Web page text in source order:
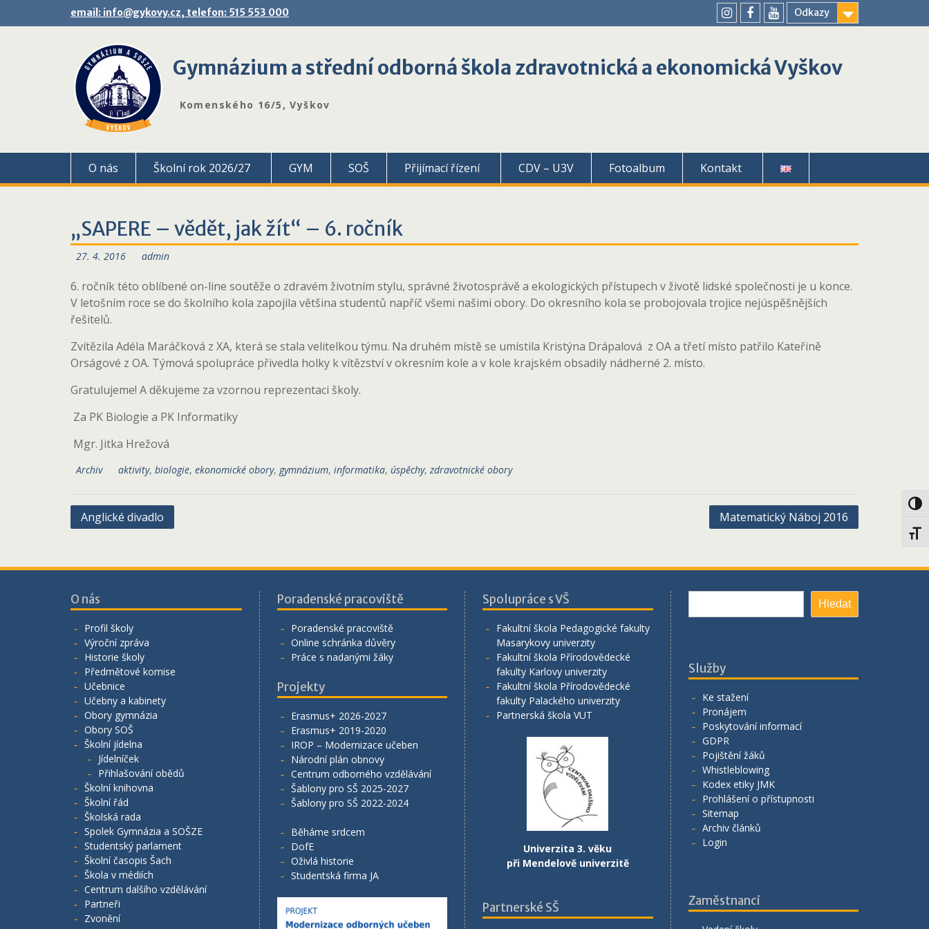
email: info@gykovy.cz, telefon: 515 553 000 Odkazy
youtube
Gymnázium a střední odborná škola zdravotnická a ekonomická Vyškov
Komenského 16/5, Vyškov
O nás Školní rok 2026/27 GYM SOŠ Přijímací řízení CDV – U3V Fotoalbum Kontakt
„SAPERE – vědět, jak žít“ – 6. ročník
27. 4. 2016 admin
6. ročník této oblíbené on-line soutěže o zdravém životním stylu, správné životosprávě a ekologických přístupech v životě lidské společnosti je u konce.
V letošním roce se do školního kola zapojila většina studentů napříč všemi našimi obory. Do okresního kola se probojovala trojice nejúspěšnějších
řešitelů.
Zvítězila Adéla Maráčková z XA, která se stala velitelkou týmu. Na druhém místě se umístila Kristýna Drápalová z OA a třetí místo patřilo Kateřině
Orságové z OA. Týmová spolupráce přivedla holky k vítězství v okresním kole a v kole krajském obsadily nádherné 2. místo.
Gratulujeme! A děkujeme za vzornou reprezentaci školy.
Za PK Biologie a PK Informatiky
Mgr. Jitka Hrežová
Archiv aktivity, biologie, ekonomické obory, gymnázium, informatika, úspěchy, zdravotnické obory
Navigace
Anglické divadlo Matematický Náboj 2016
O nás
Profil školy
Výroční zpráva
Historie školy
Předmětové komise
Učebnice
Učebny a kabinety
Obory gymnázia
Obory SOŠ
Školní jídelna
Jídelníček
Přihlašování obědů
Školní knihovna
Školní řád
Školská rada
Spolek Gymnázia a SOŠZE
Studentský parlament
Školní časopis Šach
Škola v médiích
Centrum dalšího vzdělávání
Partneři
Zvonění
Poradenské pracoviště
Poradenské pracoviště
Online schránka důvěry
Práce s nadanými žáky
Projekty
Erasmus+ 2026-2027
Erasmus+ 2019-2020
IROP – Modernizace učeben
Národní plán obnovy
Centrum odborného vzdělávání
Šablony pro SŠ 2025-2027
Šablony pro SŠ 2022-2024
Běháme srdcem
DofE
Oživlá historie
Studentská firma JA
Spolupráce s VŠ
Fakultní škola Pedagogické fakulty
Masarykovy univerzity
Fakultní škola Přírodovědecké
fakulty Karlovy univerzity
Fakultní škola Přírodovědecké
fakulty Palackého univerzity
Partnerská škola VUT
Univerzita 3. věku
při Mendelově univerzitě
Partnerské SŠ
Hledat
Služby
Ke stažení
Pronájem
Poskytování informací
GDPR
Pojištění žáků
Whistleblowing
Kodex etiky JMK
Prohlášení o přístupnosti
Sitemap
Archiv článků
Login
Zaměstnanci